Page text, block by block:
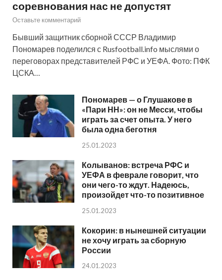
соревнования нас не допустят
Оставьте комментарий
Бывший защитник сборной СССР Владимир
Пономарев поделился с Rusfootball.info мыслями о
переговорах представителей РФС и УЕФА. Фото: ПФК
ЦСКА…
Пономарев — о Глушакове в
«Пари НН»: он не Месси, чтобы
играть за счет опыта. У него
была одна беготня
25.01.2023
Колыванов: встреча РФС и
УЕФА в феврале говорит, что
они чего-то ждут. Надеюсь,
произойдет что-то позитивное
25.01.2023
Кокорин: в нынешней ситуации
не хочу играть за сборную
России
24.01.2023